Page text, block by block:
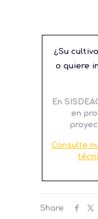
¿Su
o quiere
En
en
Consulte
Share